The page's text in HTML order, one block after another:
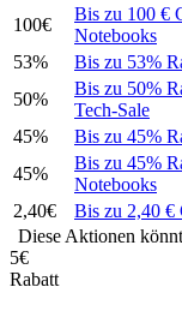
100€
Bis zu 100 €
Notebooks
53%
Bis zu 53%
50%
Bis zu 50%
Tech-Sale
45%
Bis zu 45%
45%
Bis zu 45%
Notebooks
2,40€
Bis zu 2,40 €
Diese Aktionen
5€
Rabatt